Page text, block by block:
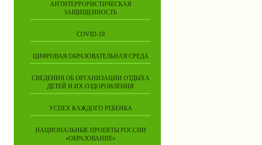
АНТИТЕРРОРИСТИЧЕСКАЯ
ЗАЩИЩЕННОСТЬ
COVID-19
ЦИФРОВАЯ ОБРАЗОВАТЕЛЬНАЯ СРЕДА
СВЕДЕНИЯ ОБ ОРГАНИЗАЦИИ ОТДЫХА
ДЕТЕЙ И ИХ ОЗДОРОВЛЕНИЯ
УСПЕХ КАЖДОГО РЕБЕНКА
НАЦИОНАЛЬНЫЕ ПРОЕКТЫ РОССИИ
«ОБРАЗОВАНИЕ»